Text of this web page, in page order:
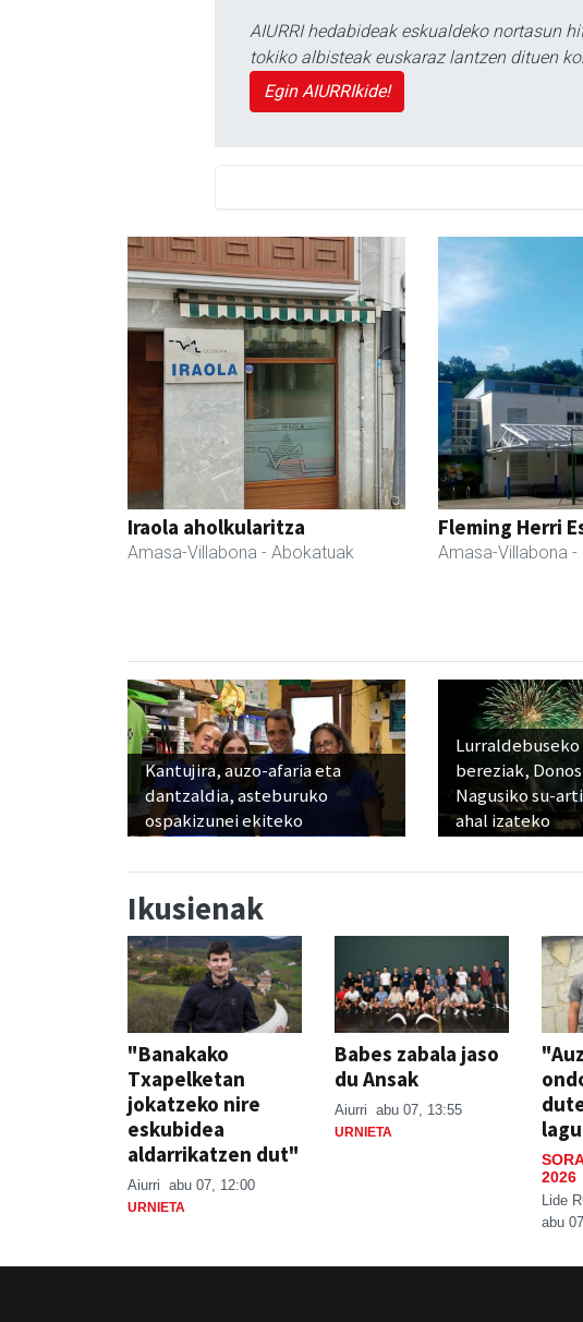
AIURRI hedabideak eskualdeko nortasun
tokiko albisteak euskaraz lantzen dituen
Egin AIURRIkide!
Iraola aholkularitza
Amasa-Villabona - Abokatuak
Fleming Herri
Amasa-Villabona -
Kantujira, auzo-afaria eta
dantzaldia, asteburuko
ospakizunei ekiteko
bereziak,
Nagusiko su-
ahal izateko
Ikusienak
"Banakako
Txapelketan
jokatzeko nire
eskubidea
aldarrikatzen dut"
Aiurri abu 07, 12:00
URNIETA
Babes zabala jaso
du Ansak
Aiurri abu 07, 13:55
URNIETA
2026
Lide
abu